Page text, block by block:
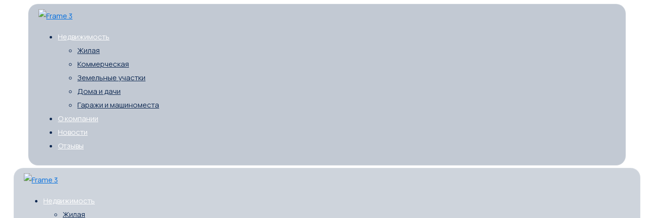
Недвижимость
Жилая
Коммерческая
Земельные участки
Дома и дачи
Гаражи и машиноместа
О компании
Новости
Отзывы
Недвижимость
Жилая